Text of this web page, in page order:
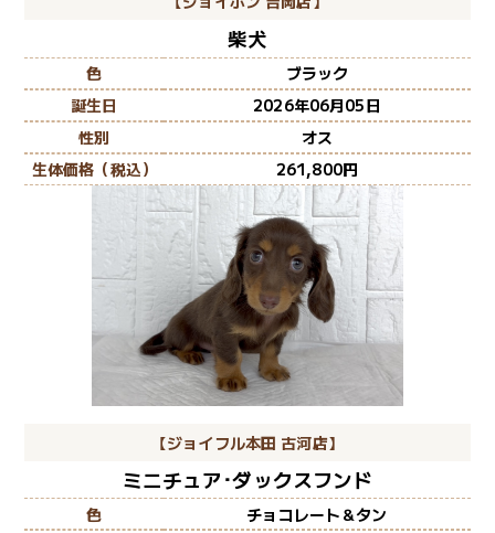
柴犬
色
ブラック
誕生日
2026年06月05日
性別
オス
生体価格（税込）
261,800
【ジョイフル本田 古河店】
ミニチュア･ダックスフンド
色
チョコレート＆タン